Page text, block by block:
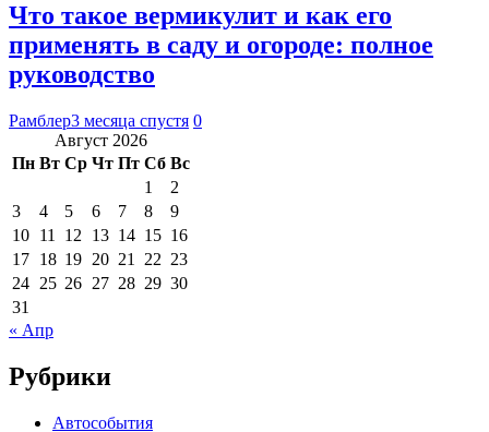
Что такое вермикулит и как его
применять в саду и огороде: полное
руководство
Рамблер3 месяца спустя 0
Август 2026
Пн Вт Ср Чт Пт Сб Вс
1
2
3
4 5 6 7 8
9
10 11 12 13 14 15 16
17 18 19 20 21 22 23
24 25 26 27 28 29 30
31
« Апр
Рубрики
Автособытия